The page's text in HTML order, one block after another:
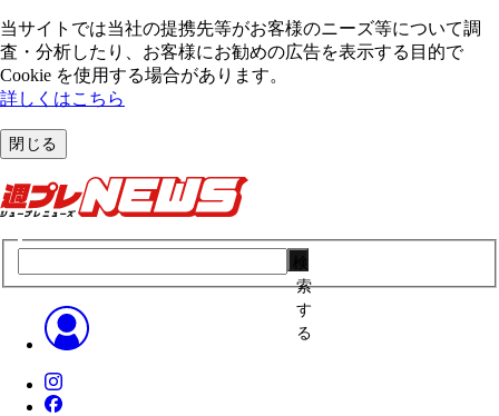
当サイトでは当社の提携先等がお客様のニーズ等について調
査・分析したり、お客様にお勧めの広告を表⽰する⽬的で
Cookie を使⽤する場合があります。
詳しくはこちら
閉じる
索
す
る